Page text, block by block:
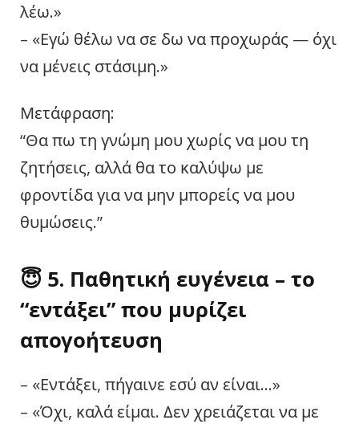
λέω.»
– «Εγώ θέλω να σε δω να προχωράς — όχι
να μένεις στάσιμη.»
Μετάφραση:
“Θα πω τη γνώμη μου χωρίς να μου τη
ζητήσεις, αλλά θα το καλύψω με
φροντίδα για να μην μπορείς να μου
θυμώσεις.”
😇 5. Παθητική ευγένεια – το
“εντάξει” που μυρίζει
απογοήτευση
– «Εντάξει, πήγαινε εσύ αν είναι…»
– «Όχι, καλά είμαι. Δεν χρειάζεται να με